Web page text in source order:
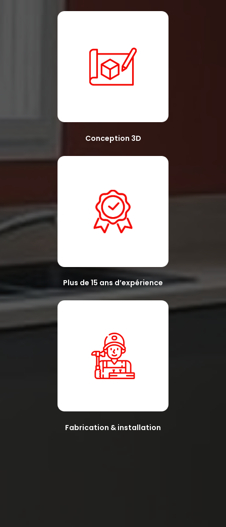
Conception 3D
Plus de 15 ans d’expérience
Fabrication & installation